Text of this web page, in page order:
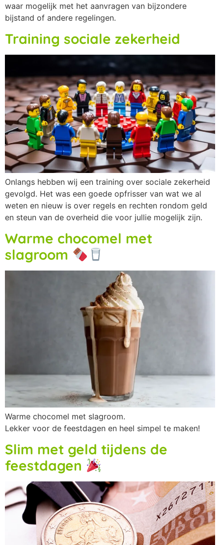
waar mogelijk met het aanvragen van bijzondere
bijstand of andere regelingen.
Training sociale zekerheid
Onlangs hebben wij een training over sociale zekerheid
gevolgd. Het was een goede opfrisser van wat we al
weten en nieuw is over regels en rechten rondom geld
en steun van de overheid die voor jullie mogelijk zijn.
Warme chocomel met
slagroom
Warme chocomel met slagroom.
Lekker voor de feestdagen en heel simpel te maken!
Slim met geld tijdens de
feestdagen